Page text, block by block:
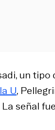
un
U,
señal